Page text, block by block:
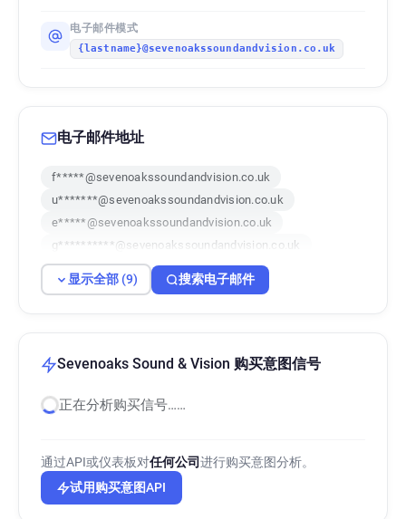
电子邮件模式
{lastname}@sevenoakssoundandvision.co.uk
电子邮件地址
f*****@sevenoakssoundandvision.co.uk
u*******@sevenoakssoundandvision.co.uk
e*****@sevenoakssoundandvision.co.uk
g**********@sevenoakssoundandvision.co.uk
p********@sevenoakssoundandvision.co.uk
b***********@sevenoakssoundandvision.co.uk
e**********@sevenoakssoundandvision.co.uk
显示全部 (9) 搜索电子邮件
Sevenoaks Sound & Vision 购买意图信号
正在分析购买信号……
通过API或仪表板对任何公司进行购买意图分析。
试用购买意图API